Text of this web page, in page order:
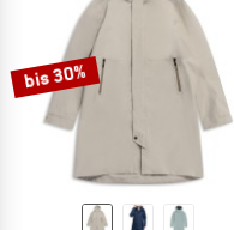
bis 30%